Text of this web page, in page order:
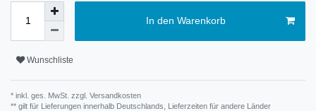
In den Warenkorb
Wunschliste
* inkl. ges. MwSt. zzgl. Versandkosten
** gilt für Lieferungen innerhalb Deutschlands, Lieferzeiten für andere Länder